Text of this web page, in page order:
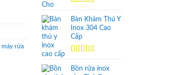
máy rửa
hạng5.00 5
sao
Bàn Khám Thú Y
Inox 304 Cao
Cấp
hạng5.005
Bồn rửa inox